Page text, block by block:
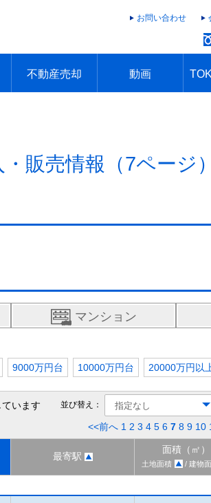
お問い合わせ
不動産売却 動画
販売情報（7ページ）
マンション
9000万円台 10000万円台 20000万円以
います 並び替え：
<<前へ 1 2 3 4 5 6 7 8 9 10
最寄駅
面積（㎡）
土地面積 / 建物